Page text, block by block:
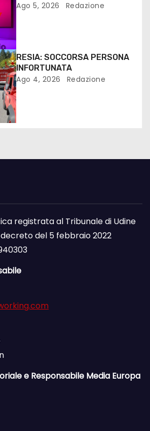
Ago 5, 2026 Redazione
RESIA: SOCCORSA PERSONA
INFORTUNATA
Ago 4, 2026 Redazione
registrata al Tribunale di Udine
del 5 febbraio 2022
e Responsabile Media Europa